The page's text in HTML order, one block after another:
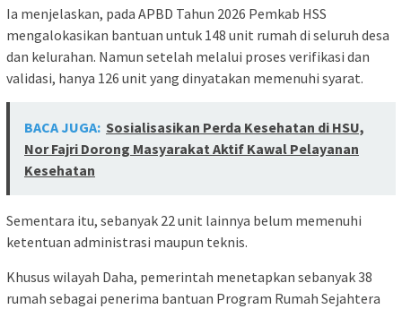
Ia menjelaskan, pada APBD Tahun 2026 Pemkab HSS
mengalokasikan bantuan untuk 148 unit rumah di seluruh desa
dan kelurahan. Namun setelah melalui proses verifikasi dan
validasi, hanya 126 unit yang dinyatakan memenuhi syarat.
BACA JUGA: Sosialisasikan Perda Kesehatan di HSU,
Nor Fajri Dorong Masyarakat Aktif Kawal Pelayanan
Kesehatan
Sementara itu, sebanyak 22 unit lainnya belum memenuhi
ketentuan administrasi maupun teknis.
Khusus wilayah Daha, pemerintah menetapkan sebanyak 38
rumah sebagai penerima bantuan Program Rumah Sejahtera